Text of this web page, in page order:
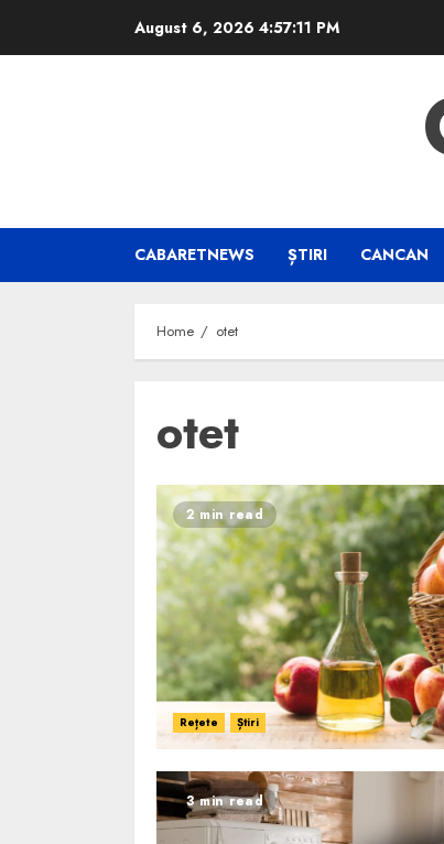
August 6, 2026 4:57:12 PM
CABARETNEWS ȘTIRI CANCAN
Home otet
otet
2 min read
Rețete Știri
3 min read